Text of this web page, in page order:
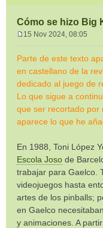
Cómo se hizo Big
n
s
a
j
e
15 Nov 2024, 08:05
Parte de este texto
en castellano de la
dedicado al juego de
Lo que sigue a
que ser recortado por
aparece lo que he
En 1988, Toni López
Escola Joso de
trabajar para Gaelco.
videojuegos hasta
artes de los pinballs;
en Gaelco
y animaciones. A